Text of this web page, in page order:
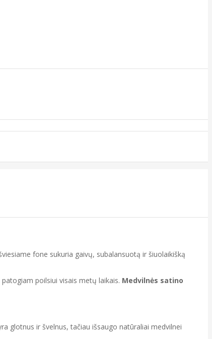
fone sukuria gaivų, subalansuotą ir šiuolaikišką
poilsiui visais metų laikais. Medvilnės satino
glotnus ir švelnus, tačiau išsaugo natūraliai medvilnei